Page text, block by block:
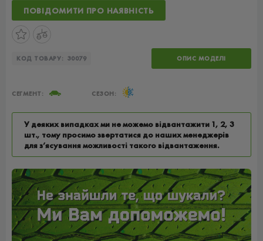
ПОВІДОМИТИ ПРО НАЯВНІСТЬ
КОД ТОВАРУ: 30079 ОПИС МОДЕЛІ
СЕГМЕНТ: СЕЗОН:
У деяких випадках ми не можемо відвантажити 1, 2, 3
шт., тому просимо звертатися до наших менеджерів
для з’ясування можливості такого відвантаження.